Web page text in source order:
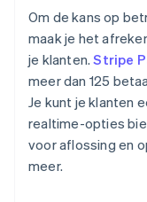
Om de kans op
maak je het
je klanten.Stripe
meer dan 125
Je kunt je klanten
realtime-opties
voor aflossing en
meer.